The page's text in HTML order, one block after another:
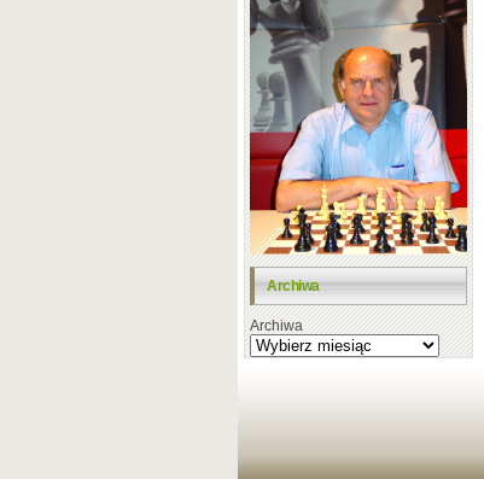
Archiwa
Archiwa